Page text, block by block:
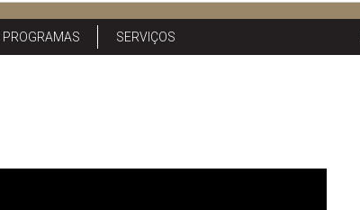
PROGRAMAS SERVIÇOS